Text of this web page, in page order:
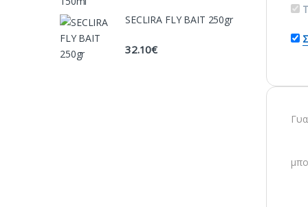
SECLIRA FLY BAIT 250gr
32.10€